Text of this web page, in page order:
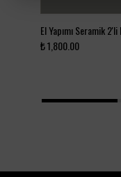
Sert ve
kaçınılmalıdır
El yapımı
El Yapımı Seramik 2'li
₺ 1,800.00
1